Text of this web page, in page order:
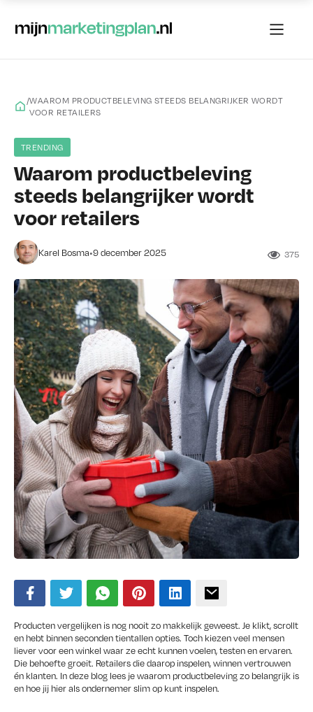
/WAAROM PRODUCTBELEVING STEEDS BELANGRIJKER WORDT
VOOR RETAILERS
TRENDING
Waarom productbeleving
steeds belangrijker wordt
voor retailers
Karel Bosma•9 december 2025 375
Producten vergelijken is nog nooit zo makkelijk geweest. Je klikt, scrollt
en hebt binnen seconden tientallen opties. Toch kiezen veel mensen
liever voor een winkel waar ze echt kunnen voelen, testen en ervaren.
Die behoefte groeit. Retailers die daarop inspelen, winnen vertrouwen
én klanten. In deze blog lees je waarom productbeleving zo belangrijk is
en hoe jij hier als ondernemer slim op kunt inspelen.